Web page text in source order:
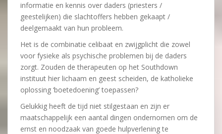
informatie en kennis over daders (priesters /
geestelijken) die slachtoffers hebben gekaapt /
deelgemaakt van hun probleem.
Het is de combinatie celibaat en zwijgplicht die zowel
voor fysieke als psychische problemen bij de daders
zorgt. Zouden de therapeuten op het Southdown
instituut hier lichaam en geest scheiden, de katholieke
oplossing ‘boetedoening’ toepassen?
Gelukkig heeft de tijd niet stilgestaan en zijn er
maatschappelijk een aantal dingen ondernomen om de
ernst en noodzaak van goede hulpverlening te